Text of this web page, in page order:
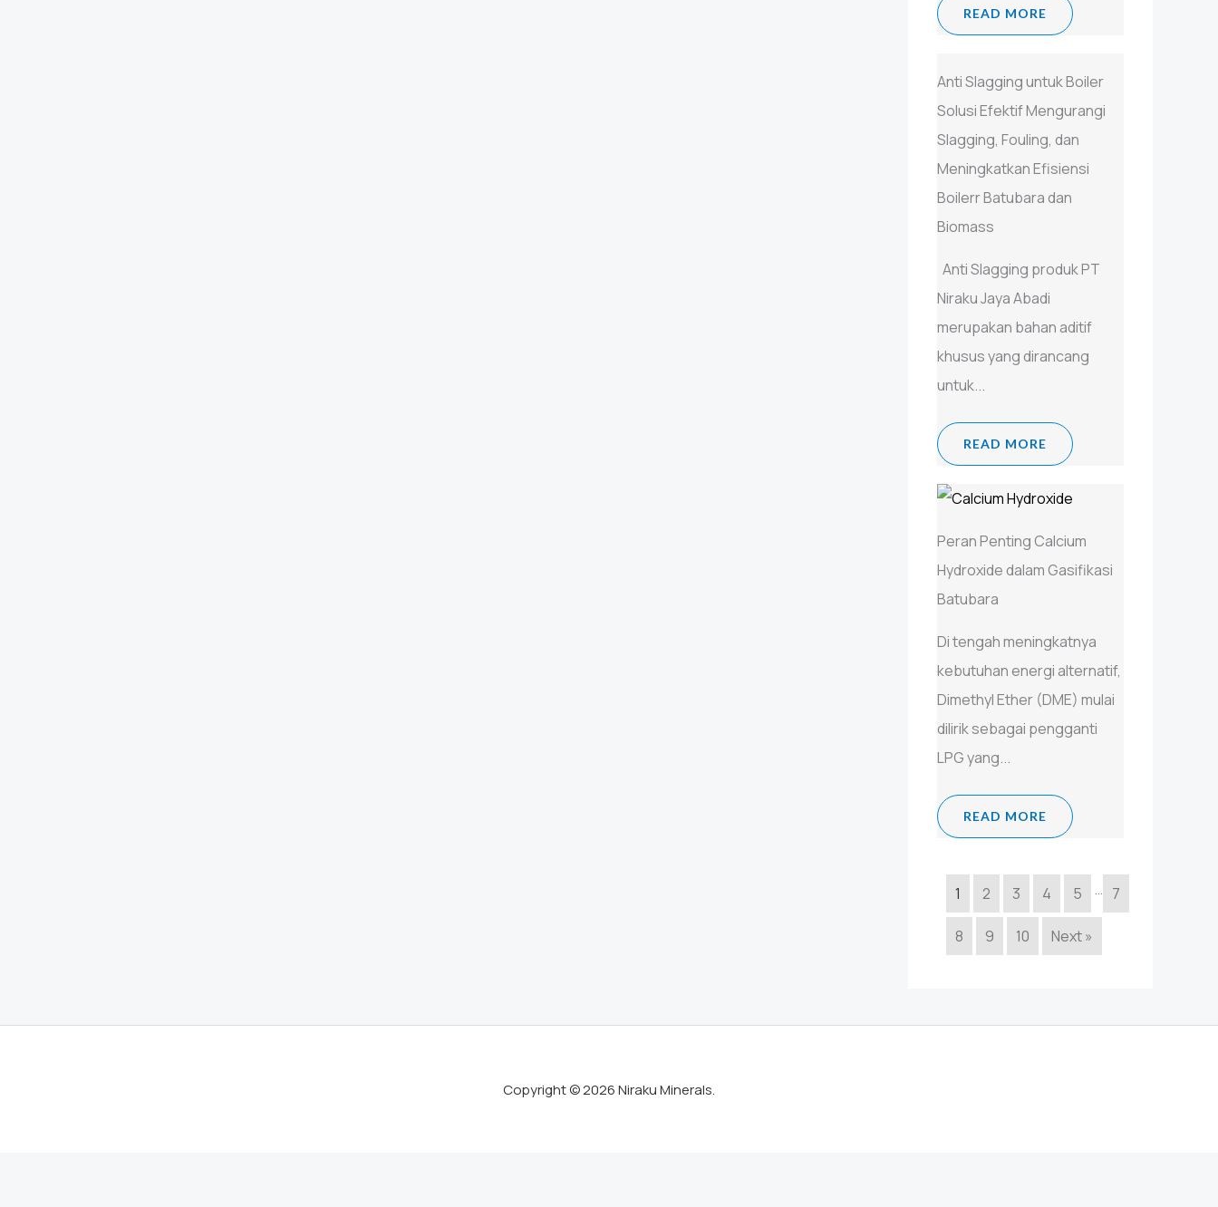
READ MORE
Anti Slagging untuk Boiler
Solusi Efektif Mengurangi
Slagging, Fouling, dan
Meningkatkan Efisiensi
Boilerr Batubara dan
Biomass
Anti Slagging produk PT
Niraku Jaya Abadi
merupakan bahan aditif
khusus yang dirancang
untuk...
READ MORE
Peran Penting Calcium
Hydroxide dalam Gasifikasi
Batubara
Di tengah meningkatnya
kebutuhan energi alternatif,
Dimethyl Ether (DME) mulai
dilirik sebagai pengganti
LPG yang...
READ MORE
1 2 3 4 5 … 7
8 9 10 Next »
Copyright © 2026 Niraku Minerals.